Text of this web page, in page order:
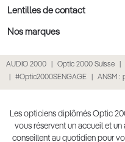
Tout savoir sur nos verres
La prise de rendez-vous en ligne
Point expert basse vision
Click & collect : Livraison gratuite
Accessibilité
Politique cookies
Conditions des offres
Politique de confidentialité des
Retours et remboursements
Lunettes de vue homme
Lunettes de vue femme
Lunettes de vue Ray-Ban
Lunettes de vue Gucci
Lunettes de vue Chloé
Lunettes de vue Burberry
Lunettes de soleil
Lunettes de soleil homme
Lunettes de soleil enfant
Lunettes de soleil Ray-Ban
Lunettes de soleil Prada
Lunettes de soleil Gucci
Lentilles de contact
Lentilles de contact
Lentille de nuit
Lentilles journalières
Nos marques
Lunettes Prada
Lunettes Guess
Lunettes Chloé
AUDIO 2000 Optic 2000 Suisse
#Optic2000SENGAGE
ANSM :
Les opticiens diplômés Optic
vous réservent un accueil et
conseillent au quotidien pour